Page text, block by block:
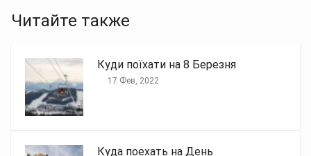
Читайте также
Куди поїхати на 8 Березня
17 Фев, 2022
Куда поехать на День